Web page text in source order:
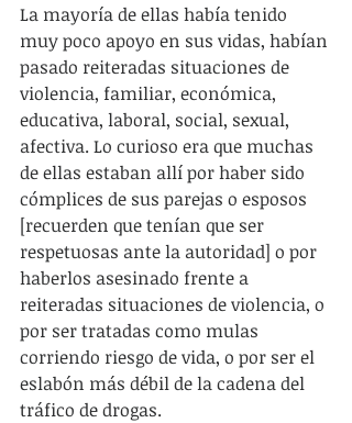
La mayoría de ellas había tenido
muy poco apoyo en sus vidas, habían
pasado reiteradas situaciones de
violencia, familiar, económica,
educativa, laboral, social, sexual,
afectiva. Lo curioso era que muchas
de ellas estaban allí por haber sido
cómplices de sus parejas o esposos
[recuerden que tenían que ser
respetuosas ante la autoridad] o por
haberlos asesinado frente a
reiteradas situaciones de violencia, o
por ser tratadas como mulas
corriendo riesgo de vida, o por ser el
eslabón más débil de la cadena del
tráfico de drogas.